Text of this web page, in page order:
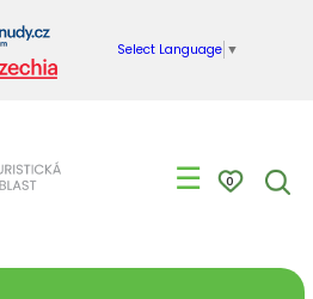
Select Language ▼
☰ 0